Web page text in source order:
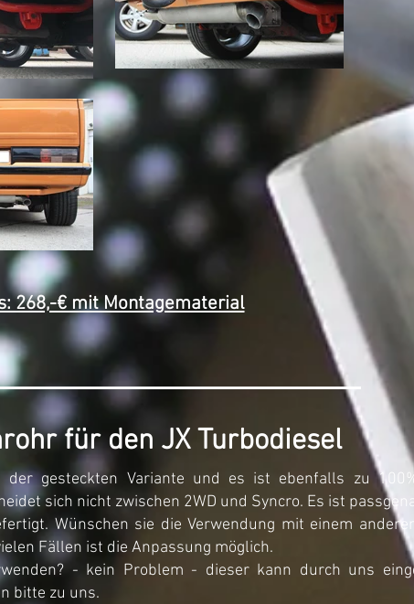
268,-€ mit Montagematerial
für den JX Turbodiesel
gesteckten Variante und es ist ebenfalls zu
sich nicht zwischen 2WD und Syncro. Es ist
Wünschen sie die Verwendung mit einem
Fällen ist die Anpassung möglich.
- kein Problem - dieser kann durch uns
bitte zu uns.